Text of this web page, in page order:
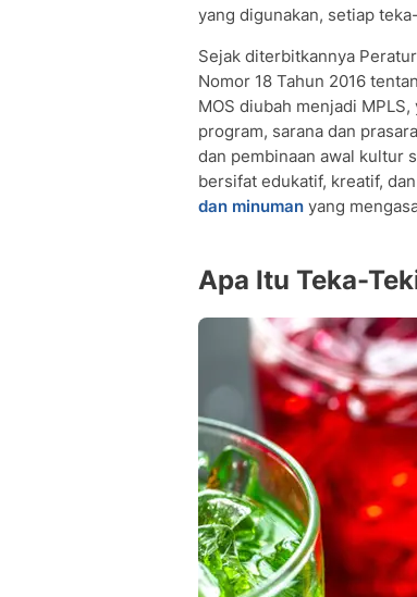
yang digunakan, setiap
Sejak diterbitkannya
Nomor 18 Tahun 2016
MOS diubah menjadi
program, sarana dan
dan pembinaan awal kultur
bersifat edukatif, kreatif,
dan minuman yang
Apa Itu Teka-